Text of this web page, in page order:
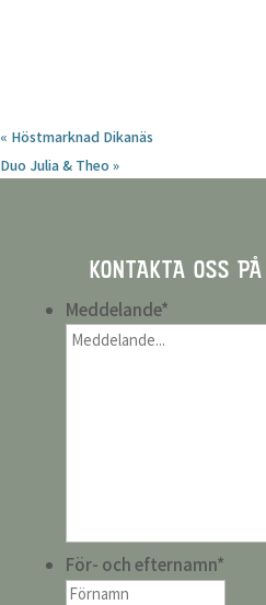
« Höstmarknad Dikanäs
Duo Julia & Theo»
KONTAKTA OSS
Meddelande*
För- och efternamn*